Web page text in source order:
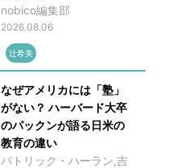
nobico編集部
2026.08.06
辻希美
なぜアメリカには「塾」
がない？ ハーバード大卒
のパックンが語る日米の
教育の違い
パトリック・ハーラン,吉